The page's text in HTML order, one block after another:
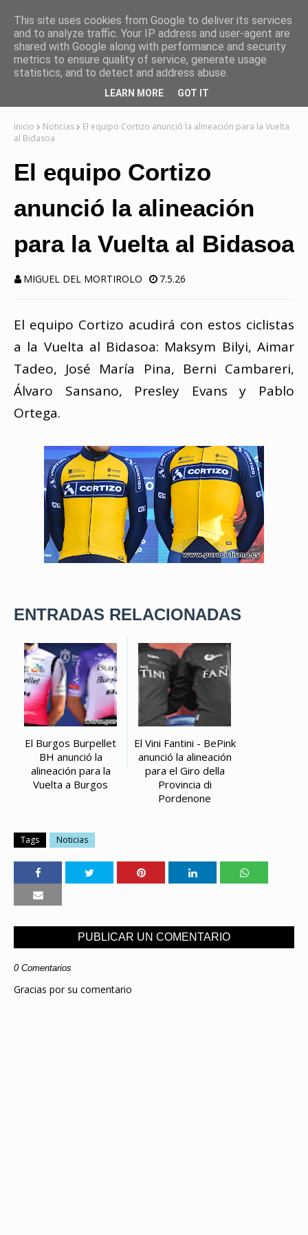
Inicio Noticias
El equipo Cortizo anunció la alineación para la Vuelta
al Bidasoa
El equipo Cortizo
anunció la alineación
para la Vuelta al Bidasoa
MIGUEL DEL MORTIROLO 7.5.26
El equipo Cortizo acudirá con estos ciclistas
a la Vuelta al Bidasoa: Maksym Bilyi, Aimar
Tadeo, José María Pina, Berni Cambareri,
Álvaro Sansano, Presley Evans y Pablo
Ortega.
ENTRADAS RELACIONADAS
El Burgos Burpellet
BH anunció la
alineación para la
Vuelta a Burgos
El Vini Fantini - BePink
anunció la alineación
para el Giro della
Provincia di
Pordenone
Tags Noticias
PUBLICAR UN COMENTARIO
0 Comentarios
Gracias por su comentario
This site uses cookies from Google to deliver its services
and to analyze traffic. Your IP address and user-agent are
shared with Google along with performance and security
metrics to ensure quality of service, generate usage
statistics, and to detect and address abuse.
LEARN MORE GOT IT